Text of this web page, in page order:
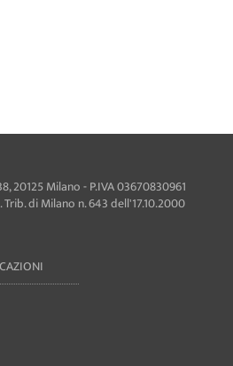
20125 Milano - P.IVA 03670830961
di Milano n. 643 dell'17.10.2000